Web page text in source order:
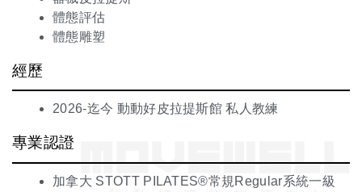
體態評估
體態雕塑
經歷
2026-迄今 動動好皮拉提斯館 私人教練
專業認證
加拿大 STOTT PILATES®常規Regular系統一級